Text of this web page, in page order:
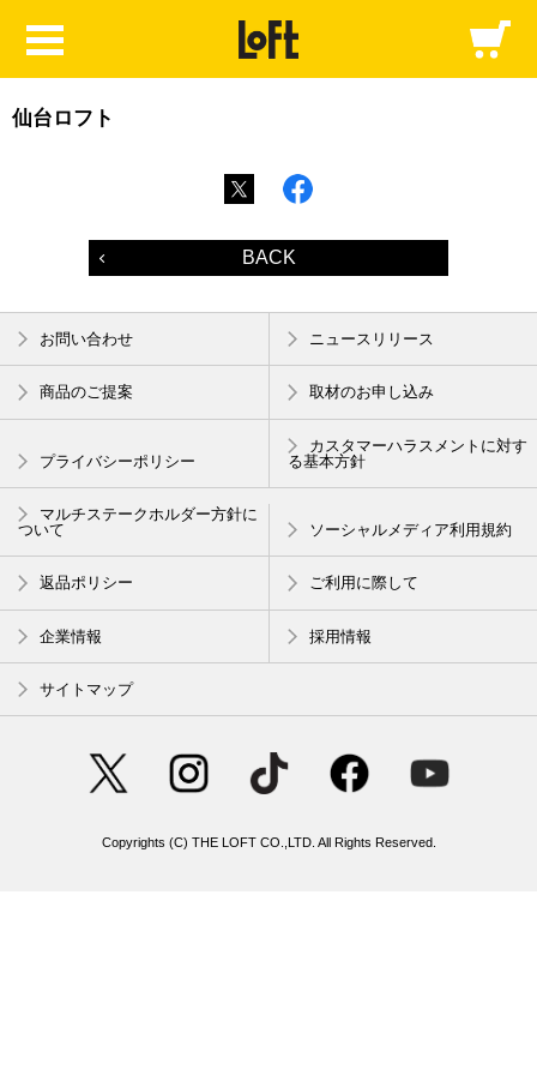
仙台ロフト
BACK
お問い合わせ ニュースリリース
商品のご提案 取材のお申し込み
プライバシーポリシー
カスタマーハラスメントに対す
る基本方針
マルチステークホルダー方針に
ついて
ソーシャルメディア利用規約
返品ポリシー ご利用に際して
企業情報 採用情報
サイトマップ
Copyrights (C) THE LOFT CO.,LTD. All Rights Reserved.